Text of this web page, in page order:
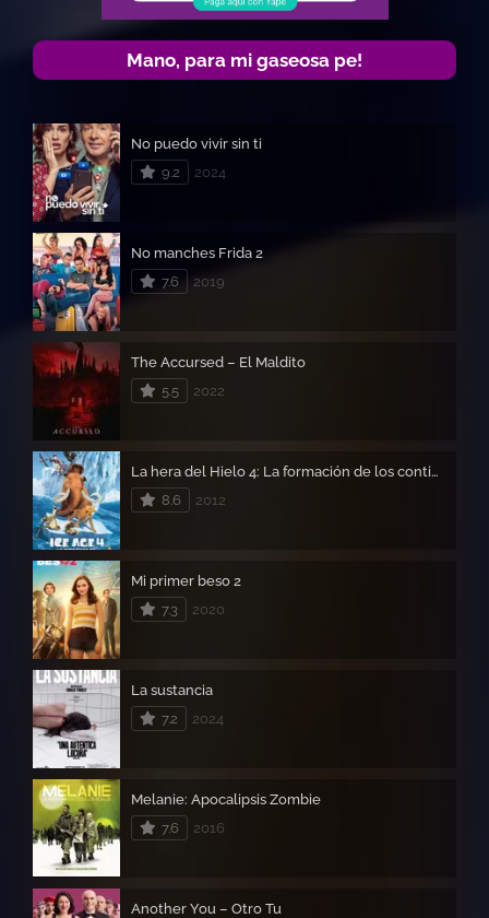
Mano, para mi gaseosa pe!
No puedo vivir sin ti
9.2
2024
No manches Frida 2
7.6
2019
The Accursed – El Maldito
5.5
2022
La hera del Hielo 4: La formación de los continentes – Ice Age 4
8.6
2012
Mi primer beso 2
7.3
2020
La sustancia
7.2
2024
Melanie: Apocalipsis Zombie
7.6
2016
Another You – Otro Tu